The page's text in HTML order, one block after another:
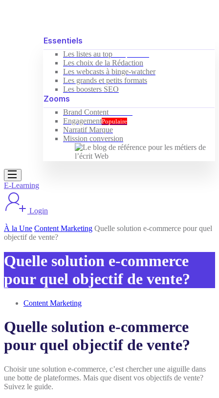
Essentiels
Les listes au top
Les choix de la Rédaction
Les webcasts à binge-watcher
Les grands et petits formats
Les boosters SEO
Zooms
Brand Content
EngagementPopulaire
Narratif Marque
Mission conversion
E-Learning
Login
À la Une Content Marketing Quelle solution e-commerce pour quel
objectif de vente?
Quelle solution e-commerce
pour quel objectif de vente?
Content Marketing
Quelle solution e-commerce
pour quel objectif de vente?
Choisir une solution e-commerce, c’est chercher une aiguille dans
une botte de plateformes. Mais que disent vos objectifs de vente?
Suivez le guide.